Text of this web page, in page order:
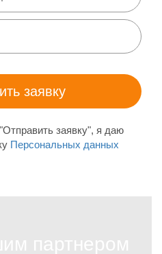
заявку", я даю
Персональных данных